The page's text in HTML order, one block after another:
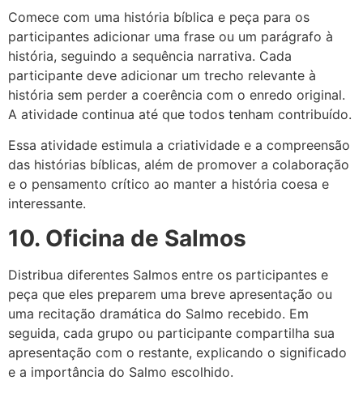
Comece com uma história bíblica e peça para os
participantes adicionar uma frase ou um parágrafo à
história, seguindo a sequência narrativa. Cada
participante deve adicionar um trecho relevante à
história sem perder a coerência com o enredo original.
A atividade continua até que todos tenham contribuído.
Essa atividade estimula a criatividade e a compreensão
das histórias bíblicas, além de promover a colaboração
e o pensamento crítico ao manter a história coesa e
interessante.
10. Oficina de Salmos
Distribua diferentes Salmos entre os participantes e
peça que eles preparem uma breve apresentação ou
uma recitação dramática do Salmo recebido. Em
seguida, cada grupo ou participante compartilha sua
apresentação com o restante, explicando o significado
e a importância do Salmo escolhido.